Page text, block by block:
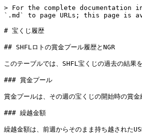
> For the complete
`.md` to page URLs; this page
# 宝くじ履歴
## SHFLロトの賞金プール履歴とNGR
このテーブルでは、SHFL宝くじの過去の結果
### 賞金プール
賞金プールは、その週の宝くじの開始時の賞
### 繰越金額
繰越金額は、前週からそのまま持ち越された